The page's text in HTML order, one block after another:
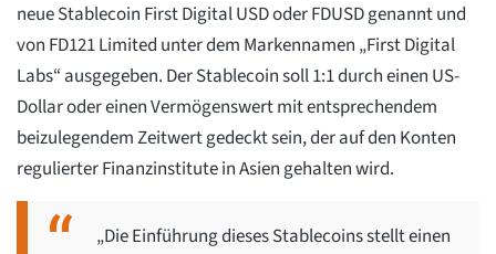
neue Stablecoin First Digital USD oder FDUSD genannt und
von FD121 Limited unter dem Markennamen „First Digital
Labs“ ausgegeben. Der Stablecoin soll 1:1 durch einen US-
Dollar oder einen Vermögenswert mit entsprechendem
beizulegendem Zeitwert gedeckt sein, der auf den Konten
regulierter Finanzinstitute in Asien gehalten wird.
„Die Einführung dieses Stablecoins stellt einen